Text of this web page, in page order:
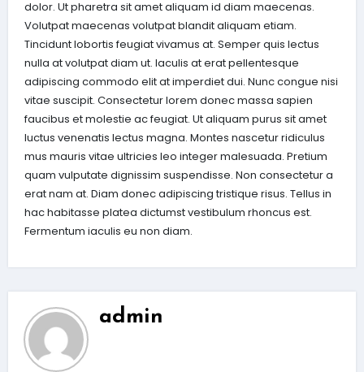
dolor. Ut pharetra sit amet aliquam id diam maecenas.
Volutpat maecenas volutpat blandit aliquam etiam.
Tincidunt lobortis feugiat vivamus at. Semper quis lectus
nulla at volutpat diam ut. Iaculis at erat pellentesque
adipiscing commodo elit at imperdiet dui. Nunc congue nisi
vitae suscipit. Consectetur lorem donec massa sapien
faucibus et molestie ac feugiat. Ut aliquam purus sit amet
luctus venenatis lectus magna. Montes nascetur ridiculus
mus mauris vitae ultricies leo integer malesuada. Pretium
quam vulputate dignissim suspendisse. Non consectetur a
erat nam at. Diam donec adipiscing tristique risus. Tellus in
hac habitasse platea dictumst vestibulum rhoncus est.
Fermentum iaculis eu non diam.
admin